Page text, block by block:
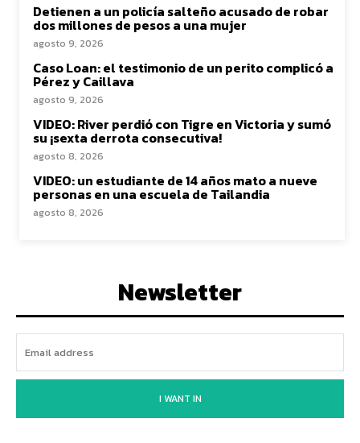
Detienen a un policía salteño acusado de robar
dos millones de pesos a una mujer
agosto 9, 2026
Caso Loan: el testimonio de un perito complicó a
Pérez y Caillava
agosto 9, 2026
VIDEO: River perdió con Tigre en Victoria y sumó
su ¡sexta derrota consecutiva!
agosto 8, 2026
VIDEO: un estudiante de 14 años mato a nueve
personas en una escuela de Tailandia
agosto 8, 2026
Newsletter
I WANT IN